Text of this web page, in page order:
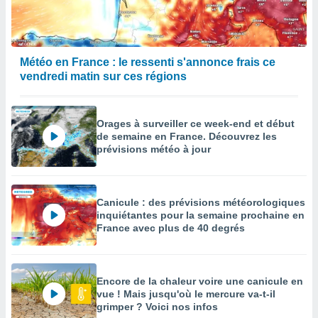
des
des
votre
IP et
sur
Météo en France : le ressenti s'annonce frais ce
vendredi matin sur ces régions
Orages à surveiller ce week-end et début
de semaine en France. Découvrez les
prévisions météo à jour
Canicule : des prévisions météorologiques
inquiétantes pour la semaine prochaine en
France avec plus de 40 degrés
Encore de la chaleur voire une canicule en
vue ! Mais jusqu'où le mercure va-t-il
grimper ? Voici nos infos